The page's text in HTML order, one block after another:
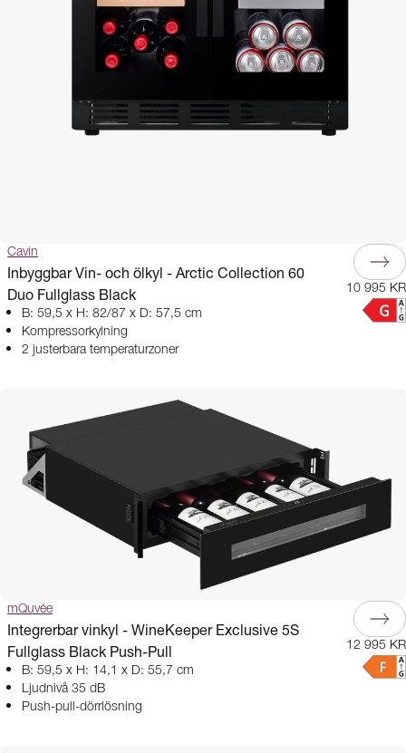
Cavin
Inbyggbar Vin- och ölkyl - Arctic Collection 60
Duo Fullglass Black
B: 59,5 x H: 82/87 x D: 57,5 cm
Kompressorkylning
2 justerbara temperaturzoner
10 995 KR
mQuvée
Integrerbar vinkyl - WineKeeper Exclusive 5S
Fullglass Black Push-Pull
B: 59,5 x H: 14,1 x D: 55,7 cm
Ljudnivå 35 dB
Push-pull-dörrlösning
12 995 KR